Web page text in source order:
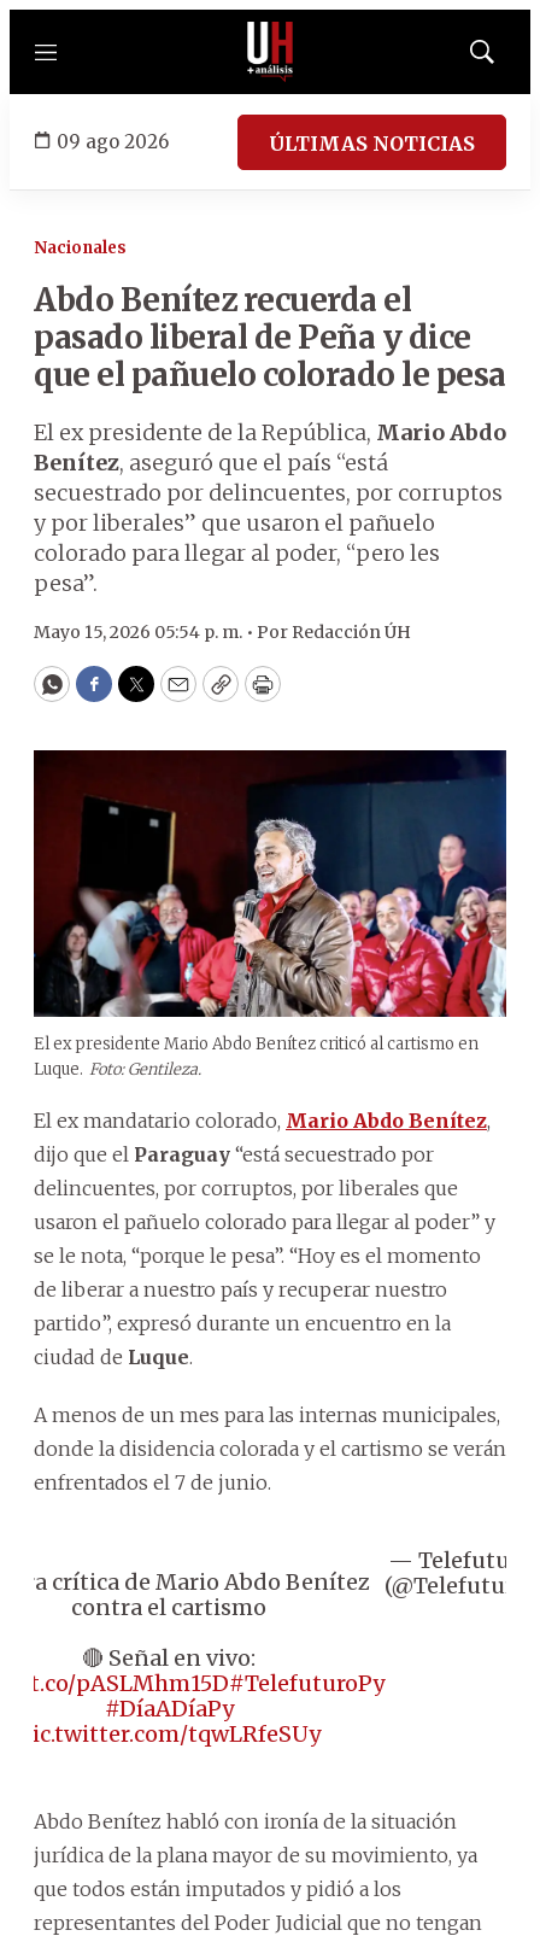
Menú
Mostrar
09 ago 2026 ÚLTIMAS NOTICIAS
Nacionales
Abdo Benítez recuerda el
pasado liberal de Peña y dice
que el pañuelo colorado le pesa
El ex presidente de la República, Mario Abdo
Benítez, aseguró que el país “está
secuestrado por delincuentes, por corruptos
y por liberales” que usaron el pañuelo
colorado para llegar al poder, “pero les
pesa”.
Mayo 15, 2026 05:54 p. m. • Por Redacción ÚH
WhatsApp
Facebook
Twitter
EmailCopyPrint
El ex presidente Mario Abdo Benítez criticó al cartismo en
Luque. Foto: Gentileza.
El ex mandatario colorado, Mario Abdo Benítez,
dijo que el Paraguay “está secuestrado por
delincuentes, por corruptos, por liberales que
usaron el pañuelo colorado para llegar al poder” y
se le nota, “porque le pesa”. “Hoy es el momento
de liberar a nuestro país y recuperar nuestro
partido”, expresó durante un encuentro en la
ciudad de Luque.
A menos de un mes para las internas municipales,
donde la disidencia colorada y el cartismo se verán
enfrentados el 7 de junio.
crítica de Mario Abdo Benítez
contra el cartismo
🔴 Señal en vivo:
t.co/pASLMhm15D#TelefuturoPy
#DíaADíaPy
pic.twitter.com/tqwLRfeSUy
— Telefuturo
(@Telefuturo)
Abdo Benítez habló con ironía de la situación
jurídica de la plana mayor de su movimiento, ya
que todos están imputados y pidió a los
representantes del Poder Judicial que no tengan